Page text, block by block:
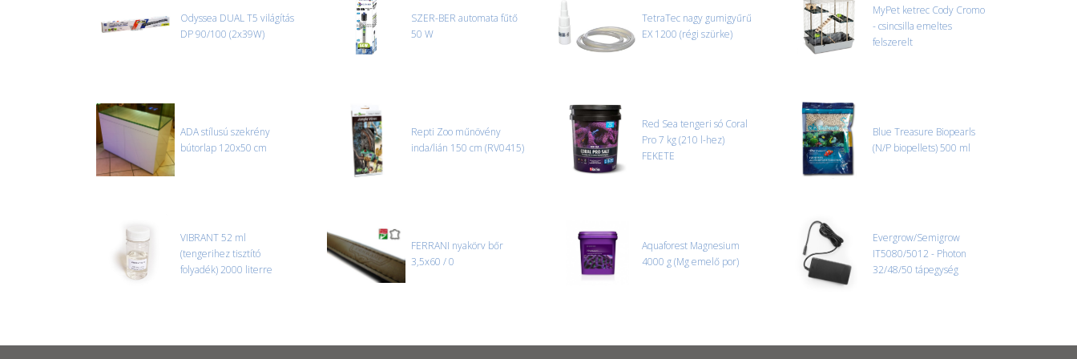
Odyssea DUAL T5 világítás
DP 90/100 (2x39W)
SZER-BER automata fűtő
50 W
TetraTec nagy gumigyűrű
EX 1200 (régi szürke)
MyPet ketrec Cody Cromo
- csincsilla emeltes
felszerelt
ADA stílusú szekrény
bútorlap 120x50 cm
Repti Zoo műnövény
inda/lián 150 cm (RV0415)
Red Sea tengeri só Coral
Pro 7 kg (210 l-hez)
FEKETE
Blue Treasure Biopearls
(N/P biopellets) 500 ml
VIBRANT 52 ml
(tengerihez tisztító
folyadék) 2000 literre
FERRANI nyakörv bőr
3,5x60 / 0
Aquaforest Magnesium
4000 g (Mg emelő por)
Evergrow/Semigrow
IT5080/5012 - Photon
32/48/50 tápegység